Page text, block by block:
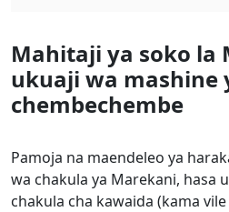
Mahitaji ya soko la
ukuaji wa mashine
chembechembe
Pamoja na maendeleo ya
wa chakula ya Marekani, hasa
chakula cha kawaida (kama